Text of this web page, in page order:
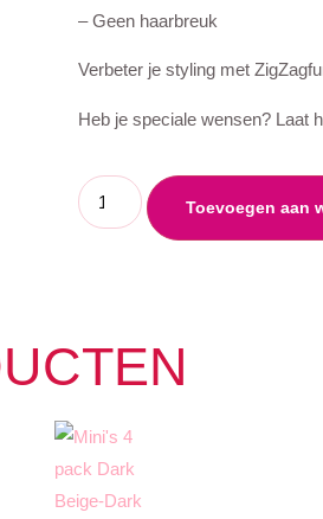
– Geen haarbreuk
Verbeter je styling met
Heb je speciale wensen? Laat
Toevoegen aan